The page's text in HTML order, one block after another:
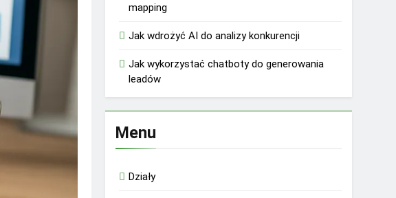
mapping
Jak wdrożyć AI do analizy konkurencji
Jak wykorzystać chatboty do generowania
leadów
Menu
Działy